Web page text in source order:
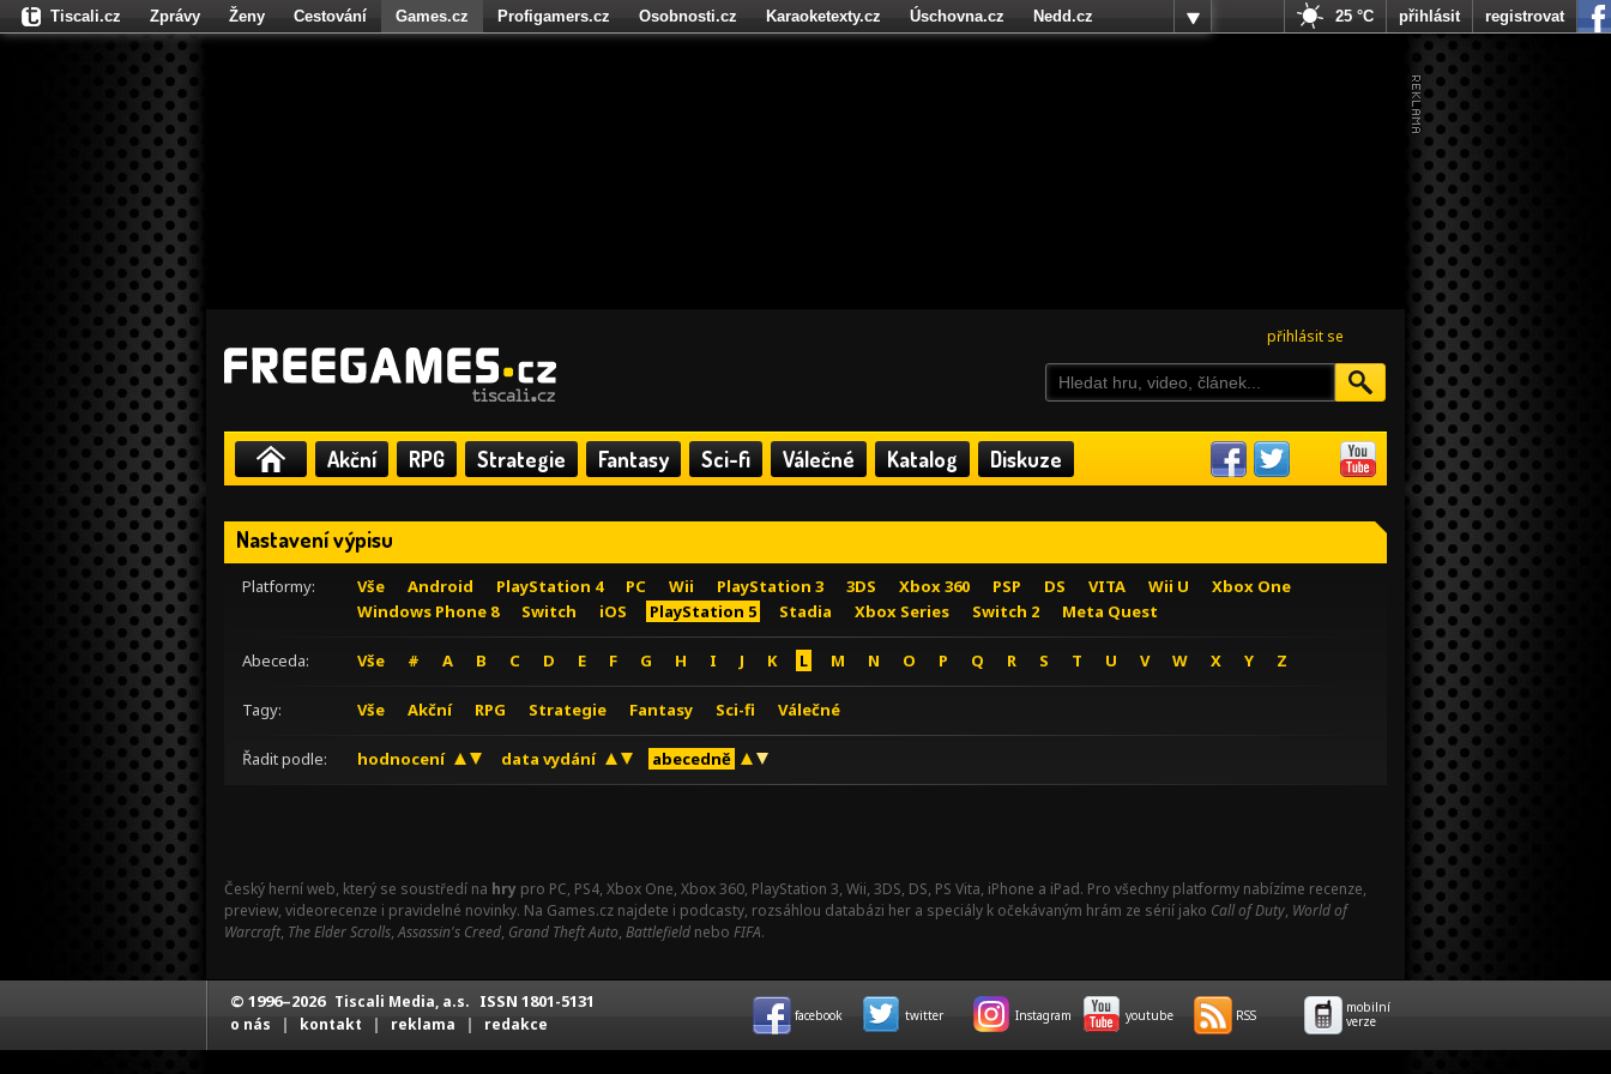
přihlásit se
Akční RPG Strategie Fantasy Sci-fi Válečné Katalog Diskuze
Nastavení výpisu
Platformy: Vše Android PlayStation 4 PC Wii PlayStation 3 3DS Xbox 360 PSP DS VITA Wii U
Xbox One
Windows Phone 8
Switch iOS PlayStation 5 Stadia Xbox Series Switch 2 Meta Quest
Abeceda: Vše # A B C D E F G H I J K L M N O P Q R S T U V W X Y Z
Tagy: Vše Akční RPG Strategie Fantasy Sci-fi Válečné
Řadit podle: hodnocení data vydání abecedně
Český herní web, který se soustředí na hry pro PC, PS4, Xbox One, Xbox 360, PlayStation 3, Wii, 3DS, DS, PS Vita, iPhone a iPad. Pro všechny platformy nabízíme recenze,
preview, videorecenze i pravidelné novinky. Na Games.cz najdete i podcasty, rozsáhlou databázi her a speciály k očekávaným hrám ze sérií jako Call of Duty, World of
Warcraft, The Elder Scrolls,Assassin's Creed, Grand Theft Auto, Battlefield nebo FIFA.
Tiscali.cz Zprávy Ženy Cestování Games.cz Profigamers.cz Osobnosti.cz Karaoketexty.cz Úschovna.cz
Nedd.cz
Fights.cz
25 °C přihlásit registrovat
© 1996–2026 Tiscali Media, a.s. ISSN 1801-5131
o nás | kontakt | reklama | redakce facebook twitter Instagram youtube RSS
mobilní
verze